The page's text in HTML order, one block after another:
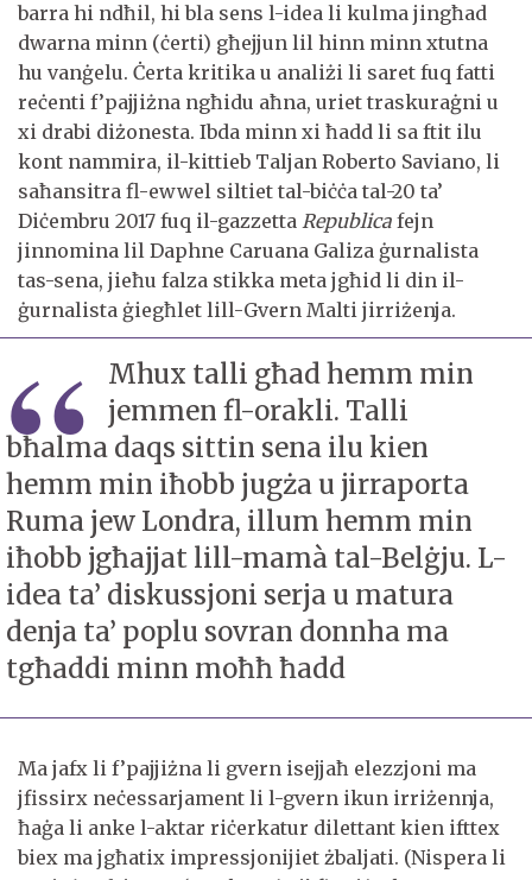
barra hi ndħil, hi bla sens l-idea li kulma jingħad
dwarna minn (ċerti) għejjun lil hinn minn xtutna
hu vanġelu. Ċerta kritika u analiżi li saret fuq fatti
reċenti f’pajjiżna ngħidu aħna, uriet traskuraġni u
xi drabi diżonesta. Ibda minn xi ħadd li sa ftit ilu
kont nammira, il-kittieb Taljan Roberto Saviano, li
saħansitra fl-ewwel siltiet tal-biċċa tal-20 ta’
Diċembru 2017 fuq il-gazzetta Republica fejn
jinnomina lil Daphne Caruana Galiza ġurnalista
tas-sena, jieħu falza stikka meta jgħid li din il-
ġurnalista ġiegħlet lill-Gvern Malti jirriżenja.
Mhux talli għad hemm min
jemmen fl-orakli. Talli
bħalma daqs sittin sena ilu kien
hemm min iħobb jugża u jirraporta
Ruma jew Londra, illum hemm min
iħobb jgħajjat lill-mamà tal-Belġju. L-
idea ta’ diskussjoni serja u matura
denja ta’ poplu sovran donnha ma
tgħaddi minn moħħ ħadd
Ma jafx li f’pajjiżna li gvern isejjaħ elezzjoni ma
jfissirx neċessarjament li l-gvern ikun irriżennja,
ħaġa li anke l-aktar riċerkatur dilettant kien ifttex
biex ma jgħatix impressjonijiet żbaljati. (Nispera li